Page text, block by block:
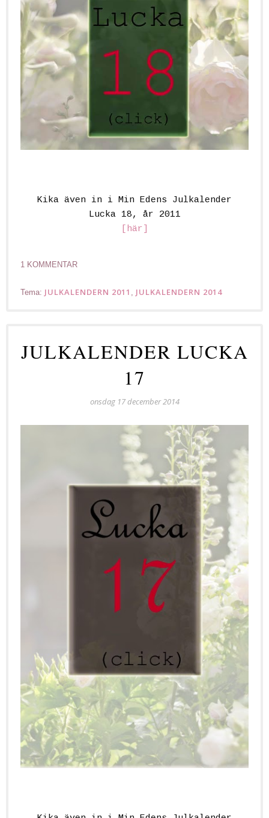
Kika även in i Min Edens Julkalender
Lucka 18, år 2011
[här]
1 KOMMENTAR
Tema: JULKALENDERN 2011 JULKALENDERN 2014
JULKALENDER LUCKA
17
onsdag 17 december 2014